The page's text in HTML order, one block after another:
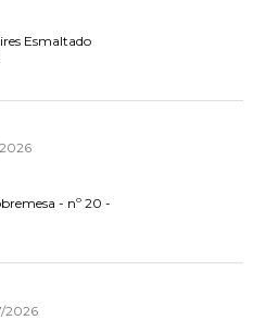
Esmaltado
- nº 20 -
2026